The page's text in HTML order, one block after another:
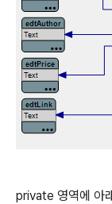
private 영역에 아